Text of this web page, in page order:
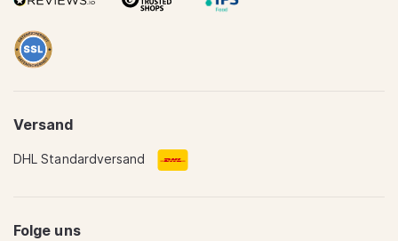
Versand
Translation
DHL Standardversand
Folge uns